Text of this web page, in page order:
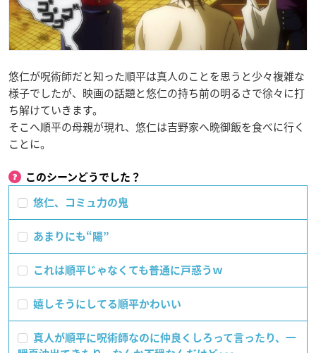
悠仁が呪術師だと知った順平は真人のことを思うと少々複雑な
様子でしたが、映画の話題と悠仁の持ち前の明るさで徐々に打
ち解けていきます。
そこへ順平の母親が現れ、悠仁は吉野家へ晩御飯を食べに行く
ことに。
このシーンどうでした？
悠仁、コミュ力の鬼
あまりにも“陽”
これは順平じゃなくても普通に戸惑うｗ
嬉しそうにしてる順平かわいい
真人が順平に呪術師なのに仲良くしろって言ったり、一